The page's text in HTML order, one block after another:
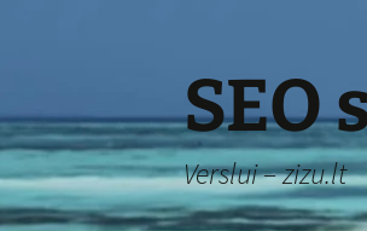
Verslui – zizu.lt